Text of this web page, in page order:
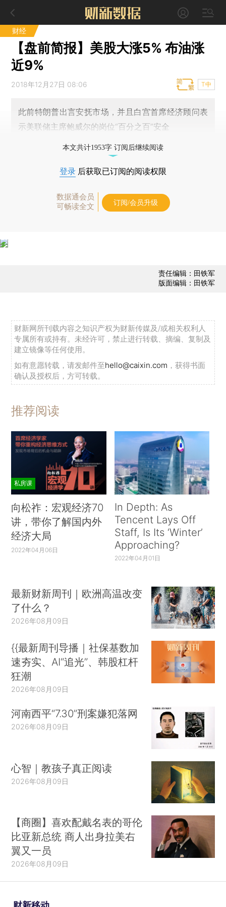
财经
【盘前简报】美股大涨5% 布油涨
近9%
2018年12月27日 08:06 T中
此前特朗普出言安抚市场，并且白宫首席经济顾问表
示美联储主席鲍威尔的岗位“百分之百”安全
本文共计1953字 订阅后继续阅读
登录 后获取已订阅的阅读权限
数据通会员
可畅读全文
订阅/会员升级
责任编辑：田铁军
版面编辑：田铁军
财新网所刊载内容之知识产权为财新传媒及/或相关权利人
专属所有或持有。未经许可，禁止进行转载、摘编、复制及
建立镜像等任何使用。
如有意愿转载，请发邮件至hello@caixin.com ，获得书面
确认及授权后，方可转载。
推荐阅读
私房课
向松祚：宏观经济70
讲，带你了解国内外
经济大局
2022年04月06日
In Depth: As
Tencent Lays Off
Staff, Is Its ‘Winter’
Approaching?
2022年04月01日
最新财新周刊｜欧洲高温改变
了什么？
2026年08月09日
{{最新周刊导播｜社保基数加
速夯实、AI“追光”、韩股杠杆
狂潮
2026年08月09日
河南西平“7.30”刑案嫌犯落网
2026年08月09日
心智｜教孩子真正阅读
2026年08月09日
【商圈】喜欢配戴名表的哥伦
比亚新总统 商人出身拉美右
翼又一员
2026年08月09日